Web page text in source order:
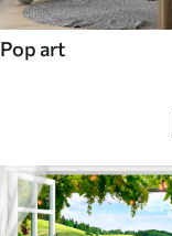
Pop art